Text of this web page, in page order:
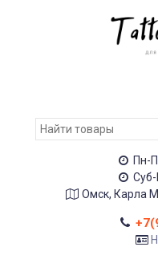
Пн-
Суб-
Омск, Карла